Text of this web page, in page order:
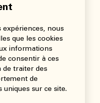
nous
que les cookies
informations
consentir à ces
de traiter des
de
sur ce site.
communications,